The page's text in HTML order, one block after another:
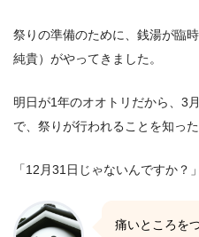
祭りの準備のために、銭湯が臨
純貴）がやってきました。
明日が1年のオオトリだから、3
で、祭りが行われることを知った
「12月31日じゃないんですか？」
痛いところを